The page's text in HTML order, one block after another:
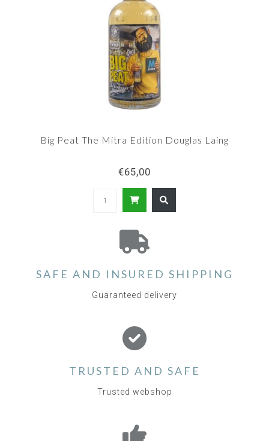
Big Peat The Mitra Edition Douglas Laing
€65,00
SAFE AND INSURED SHIPPING
Guaranteed delivery
TRUSTED AND SAFE
Trusted webshop